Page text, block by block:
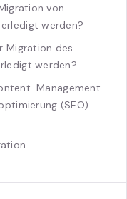
von
werden?
Migration des
werden?
Management-
(SEO)